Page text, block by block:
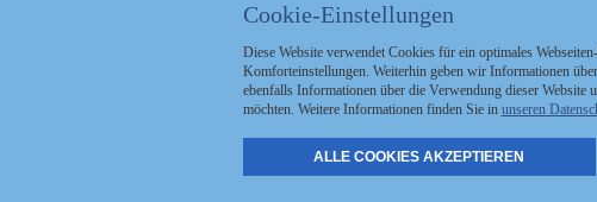
Politik
Stellenmarkt
Anzeigen
Cookie-Einstellungen
Diese Website verwendet Cookies für ein optimales
Komforteinstellungen. Weiterhin geben wir Informationen
ebenfalls Informationen über die Verwendung dieser Website
möchten. Weitere Informationen finden Sie in unseren
ALLE COOKIES AKZEPTIEREN